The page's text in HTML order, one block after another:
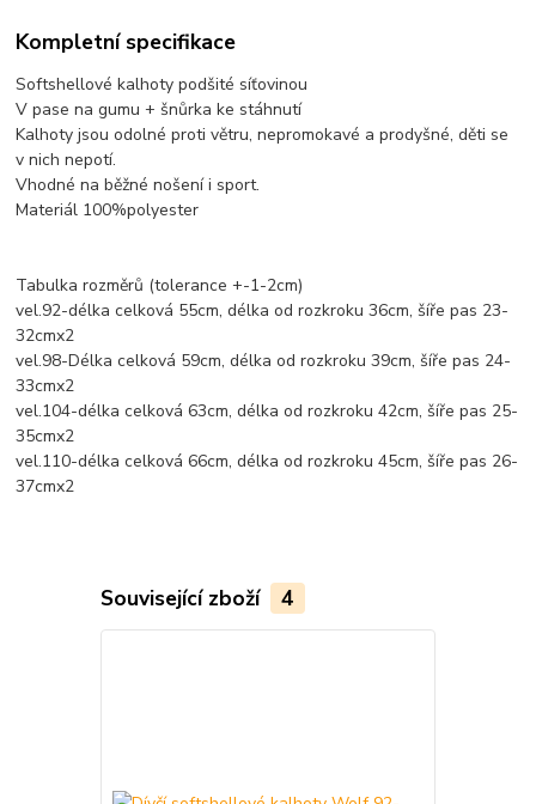
Kompletní specifikace
Softshellové kalhoty podšité síťovinou
V pase na gumu + šnůrka ke stáhnutí
Kalhoty jsou odolné proti větru, nepromokavé a prodyšné, děti se
v nich nepotí.
Vhodné na běžné nošení i sport.
Materiál 100%polyester
Tabulka rozměrů (tolerance +-1-2cm)
vel.92-délka celková 55cm, délka od rozkroku 36cm, šíře pas 23-
32cmx2
vel.98-Délka celková 59cm, délka od rozkroku 39cm, šíře pas 24-
33cmx2
vel.104-délka celková 63cm, délka od rozkroku 42cm, šíře pas 25-
35cmx2
vel.110-délka celková 66cm, délka od rozkroku 45cm, šíře pas 26-
37cmx2
Související zboží 4